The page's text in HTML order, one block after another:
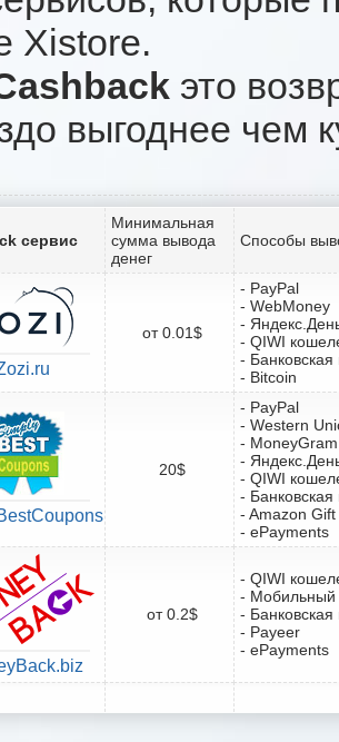
Xistore.
это
выгоднее чем
сервис
Минимальная
сумма вывода
денег
Способы
от 0.01$
- PayPal
- WebMoney
-
- QIWI
-
- Bitcoin
20$
- PayPal
- Western
- MoneyGram
-
- QIWI
-
- Amazon
- ePayments
от 0.2$
- QIWI
- Мобильный
-
- Payeer
- ePayments